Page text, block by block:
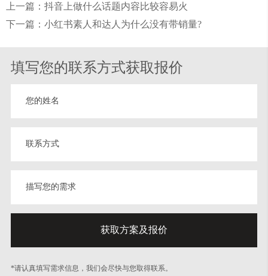
上一篇：抖音上做什么话题内容比较容易火
下一篇：小红书素人和达人为什么没有带销量?
填写您的联系方式获取报价
*请认真填写需求信息，我们会尽快与您取得联系。